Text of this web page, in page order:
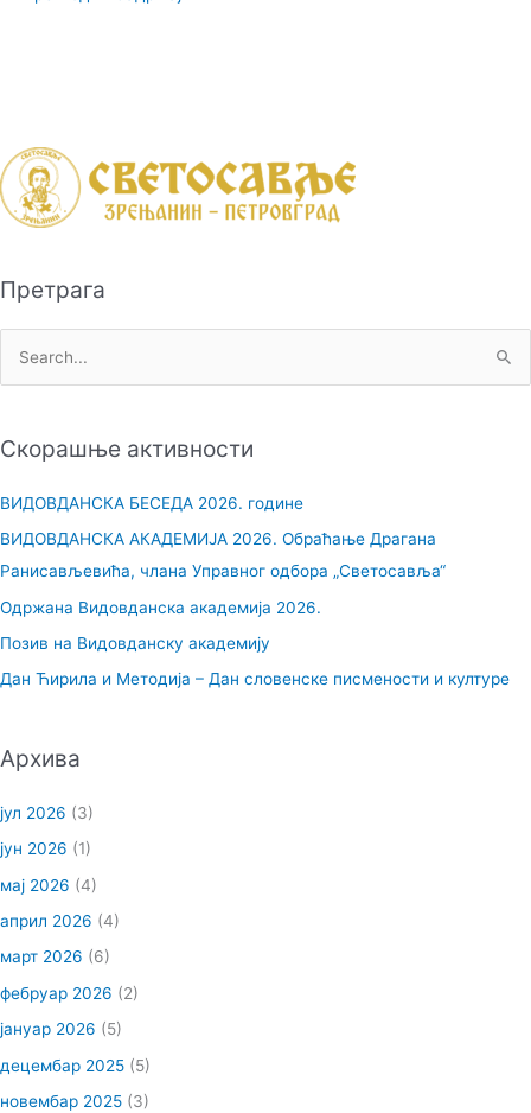
Претрага
т
з
а
:
Скорашње активности
ВИДОВДАНСКА БЕСЕДА 2026. године
ВИДОВДАНСКА АКАДЕМИЈА 2026. Обраћање Драгана
Ранисављевића, члана Управног одбора „Светосавља“
Одржана Видовданска академија 2026.
Позив на Видовданску академију
Дан Ћирила и Методија – Дан словенске писмености и културе
Архива
јул 2026 (3)
јун 2026 (1)
мај 2026 (4)
април 2026 (4)
март 2026 (6)
фебруар 2026 (2)
јануар 2026 (5)
децембар 2025 (5)
новембар 2025 (3)